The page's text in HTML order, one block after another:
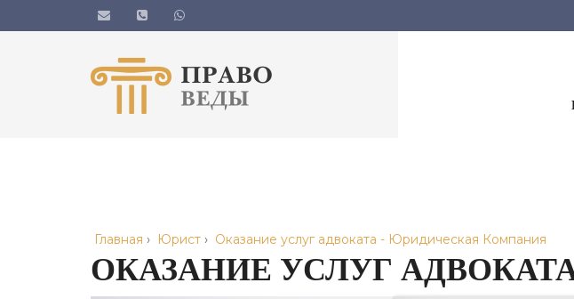
Главная › Юрист › Оказание услуг адвоката - Юридическая Компания
ОКАЗАНИЕ УСЛУГ